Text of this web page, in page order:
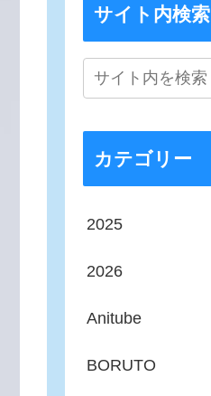
サイト内検索
カテゴリー
2025
2026
Anitube
BORUTO